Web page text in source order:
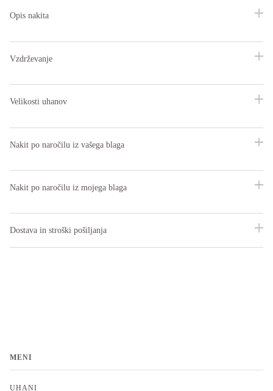
Opis nakita
Vzdrževanje
Velikosti uhanov
Nakit po naročilu iz vašega blaga
Nakit po naročilu iz mojega blaga
Dostava in stroški pošiljanja
MENI
UHANI